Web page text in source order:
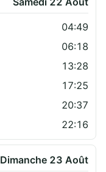
04:49
06:18
13:28
17:25
20:37
22:16
Dimanche 23 Août